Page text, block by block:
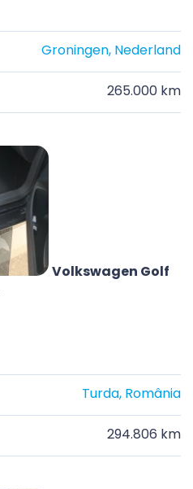
Groningen, Nederland
265.000 km
Volkswagen Golf
Turda, România
294.806 km